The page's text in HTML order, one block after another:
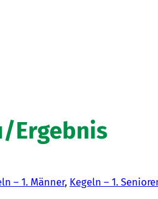
Ergebnis
– 1. Männer, Kegeln – 1.